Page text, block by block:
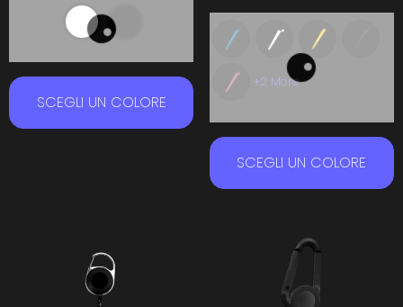
SCEGLI UN COLORE
+2 More
SCEGLI UN COLORE